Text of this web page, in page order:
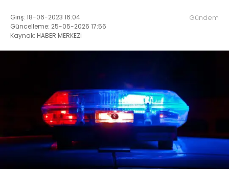
Giriş: 18-06-2023 16:04
Güncelleme: 25-05-2026 17:56
Kaynak: HABER MERKEZİ
Gündem